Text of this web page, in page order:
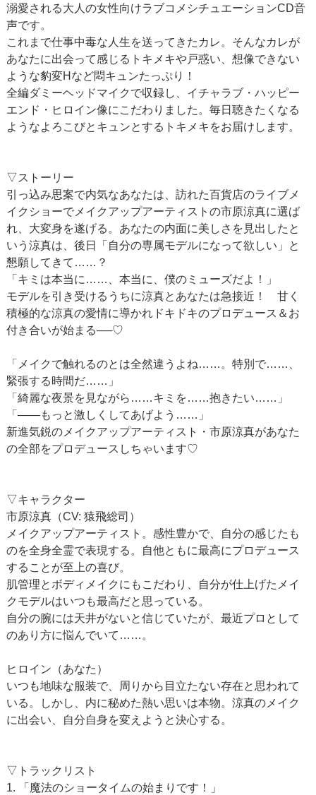
溺愛される大人の女性向けラブコメシチュエーションCD音
声です。
これまで仕事中毒な人生を送ってきたカレ。そんなカレが
あなたに出会って感じるトキメキや戸惑い、想像できない
ような豹変Hなど悶キュンたっぷり！
全編ダミーヘッドマイクで収録し、イチャラブ・ハッピー
エンド・ヒロイン像にこだわりました。毎日聴きたくなる
ようなよろこびとキュンとするトキメキをお届けします。
▽ストーリー
引っ込み思案で内気なあなたは、訪れた百貨店のライブメ
イクショーでメイクアップアーティストの市原涼真に選ば
れ、大変身を遂げる。あなたの内面に美しさを見出したと
いう涼真は、後日「自分の専属モデルになって欲しい」と
懇願してきて……？
「キミは本当に……、本当に、僕のミューズだよ！」
モデルを引き受けるうちに涼真とあなたは急接近！ 甘く
積極的な涼真の愛情に導かれドキドキのプロデュース＆お
付き合いが始まる──♡
「メイクで触れるのとは全然違うよね……。特別で……、
緊張する時間だ……」
「綺麗な夜景を見ながら……キミを……抱きたい……」
「――もっと激しくしてあげよう……」
新進気鋭のメイクアップアーティスト・市原涼真があなた
の全部をプロデュースしちゃいます♡
▽キャラクター
市原涼真（CV: 猿飛総司）
メイクアップアーティスト。感性豊かで、自分の感じたも
のを全身全霊で表現する。自他ともに最高にプロデュース
することが至上の喜び。
肌管理とボディメイクにもこだわり、自分が仕上げたメイ
クモデルはいつも最高だと思っている。
自分の腕には天井がないと信じていたが、最近プロとして
のあり方に悩んでいて……。
ヒロイン（あなた）
いつも地味な服装で、周りから目立たない存在と思われて
いる。しかし、内に秘めた熱い思いは本物。涼真のメイク
に出会い、自分自身を変えようと決心する。
▽トラックリスト
1. 「魔法のショータイムの始まりです！」